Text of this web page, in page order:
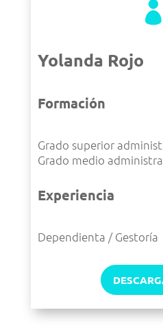

Yolanda Rojo
Formación
Grado superior
Grado medio
Experiencia
Dependienta / Gestoría